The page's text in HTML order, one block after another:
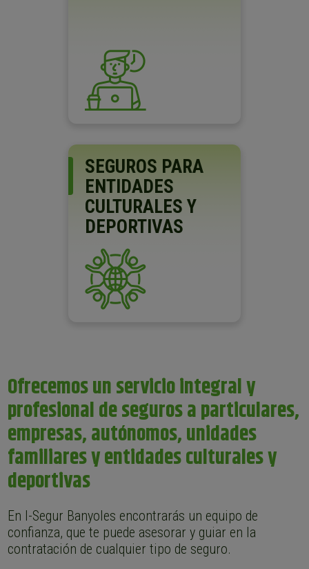
SEGUROS PARA
ENTIDADES
CULTURALES Y
DEPORTIVAS
Ofrecemos un servicio integral y
profesional de seguros a particulares,
empresas, autónomos, unidades
familiares y entidades culturales y
deportivas
En I-Segur Banyoles encontrarás un equipo de
confianza, que te puede asesorar y guiar en la
contratación de cualquier tipo de seguro.